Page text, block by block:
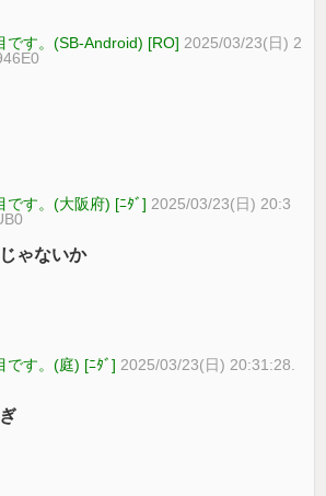
です。(SB-Android) [RO] 2025/03/23(日) 2
です。(大阪府) [ﾆﾀﾞ] 2025/03/23(日) 20:3
ゃないか
です。(庭) [ﾆﾀﾞ] 2025/03/23(日) 20:31:28.